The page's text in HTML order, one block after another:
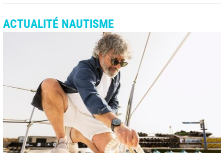
ACTUALITÉ NAUTISME